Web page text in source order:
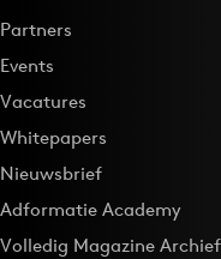
Partners
Events
Vacatures
Whitepapers
Nieuwsbrief
Adformatie Academy
Volledig Magazine Archief